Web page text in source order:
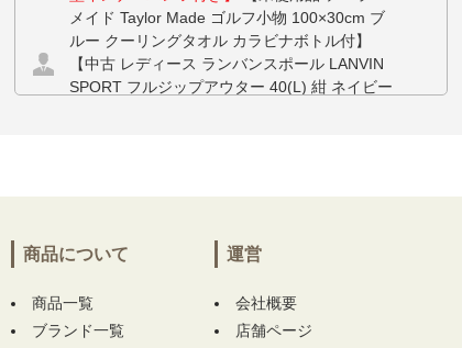
メイド Taylor Made ゴルフ小物 100×30cm ブ
ルー クーリングタオル カラビナボトル付】
【中古 レディース ランバンスポール LANVIN
SPORT フルジップアウター 40(L) 紺 ネイビー
フ adidas GOLF ジョガーパンツ 85cm ホワイ
使用品 メンズ ムニタルプ MUNITALP 半袖ポ
ロシャツ 50(L) グレー系 総柄】 をお買い上
商品について
商品一覧
ブランド一覧
運営
会社概要
店舗ページ